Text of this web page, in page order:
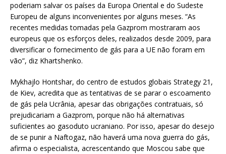
poderiam salvar os países da Europa Oriental e do Sudeste
Europeu de alguns inconvenientes por alguns meses. “As
recentes medidas tomadas pela Gazprom mostraram aos
europeus que os esforços deles, realizados desde 2009, para
diversificar o fornecimento de gás para a UE não foram em
vão”, diz Khartshenko.
Mykhajlo Hontshar, do centro de estudos globais Strategy 21,
de Kiev, acredita que as tentativas de se parar o escoamento
de gás pela Ucrânia, apesar das obrigações contratuais, só
prejudicariam a Gazprom, porque não há alternativas
suficientes ao gasoduto ucraniano. Por isso, apesar do desejo
de se punir a Naftogaz, não haverá uma nova guerra do gás,
afirma o especialista, acrescentando que Moscou sabe que